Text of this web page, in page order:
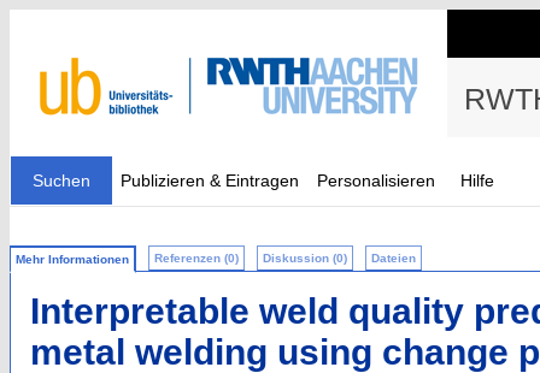
Suchen Publizieren & Eintragen Personalisieren Hilfe
Mehr Informationen Referenzen (0) Diskussion (0) Dateien
Interpretable weld quality
metal welding using change